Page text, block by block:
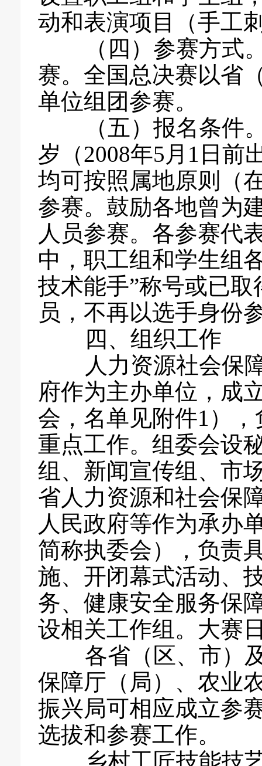
动和表演项目（手工
（四）参赛方式。
赛。全国总决赛以省
单位组团参赛。
（五）报名条件。
岁（2008年5月1日前
均可按照属地原则（
参赛。鼓励各地曾为
人员参赛。各参赛代
中，职工组和学生组
技术能手”称号或已
员，不再以选手身份
四、组织工作
人力资源社会保障
府作为主办单位，成
会，名单见附件1）
重点工作。组委会设
组、新闻宣传组、市
省人力资源和社会保
人民政府等作为承办
简称执委会），负责
施、开闭幕式活动、
务、健康安全服务保
设相关工作组。大赛
各省（区、市）及
保障厅（局）、农业
振兴局可相应成立参
选拔和参赛工作。